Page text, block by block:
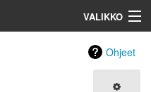
VALIKKO
Ohjeet